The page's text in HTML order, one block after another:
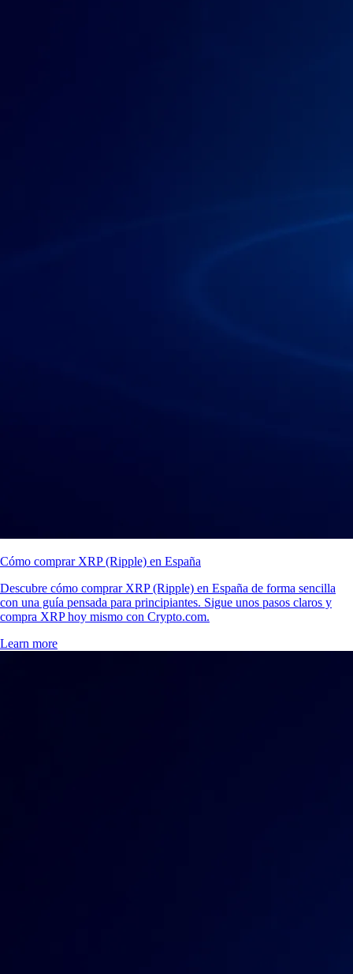
Cómo comprar XRP (Ripple) en España
Descubre cómo comprar XRP (Ripple) en España de forma sencilla
con una guía pensada para principiantes. Sigue unos pasos claros y
compra XRP hoy mismo con Crypto.com.
Learn more